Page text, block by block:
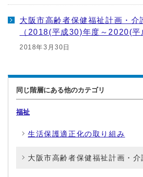
大阪市高齢者保健福祉計画・介
（2018(平成30)年度～2020(平
2018年3月30日
同じ階層にある他のカテゴリ
福祉
生活保護適正化の取り組み
大阪市高齢者保健福祉計画・